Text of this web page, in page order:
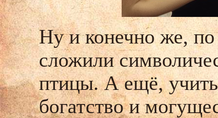
Ну и конечно же, по
сложили
птицы. А ещё,
богатство и